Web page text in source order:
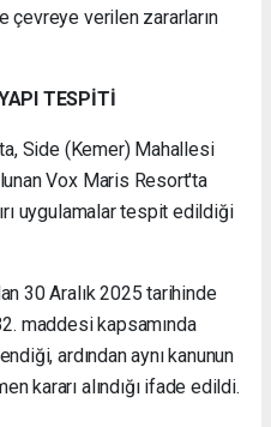
çevreye verilen zararların
TESPİTİ
Side (Kemer) Mahallesi
Vox Maris Resort'ta
uygulamalar tespit edildiği
30 Aralık 2025 tarihinde
maddesi kapsamında
ardından aynı kanunun
kararı alındığı ifade edildi.